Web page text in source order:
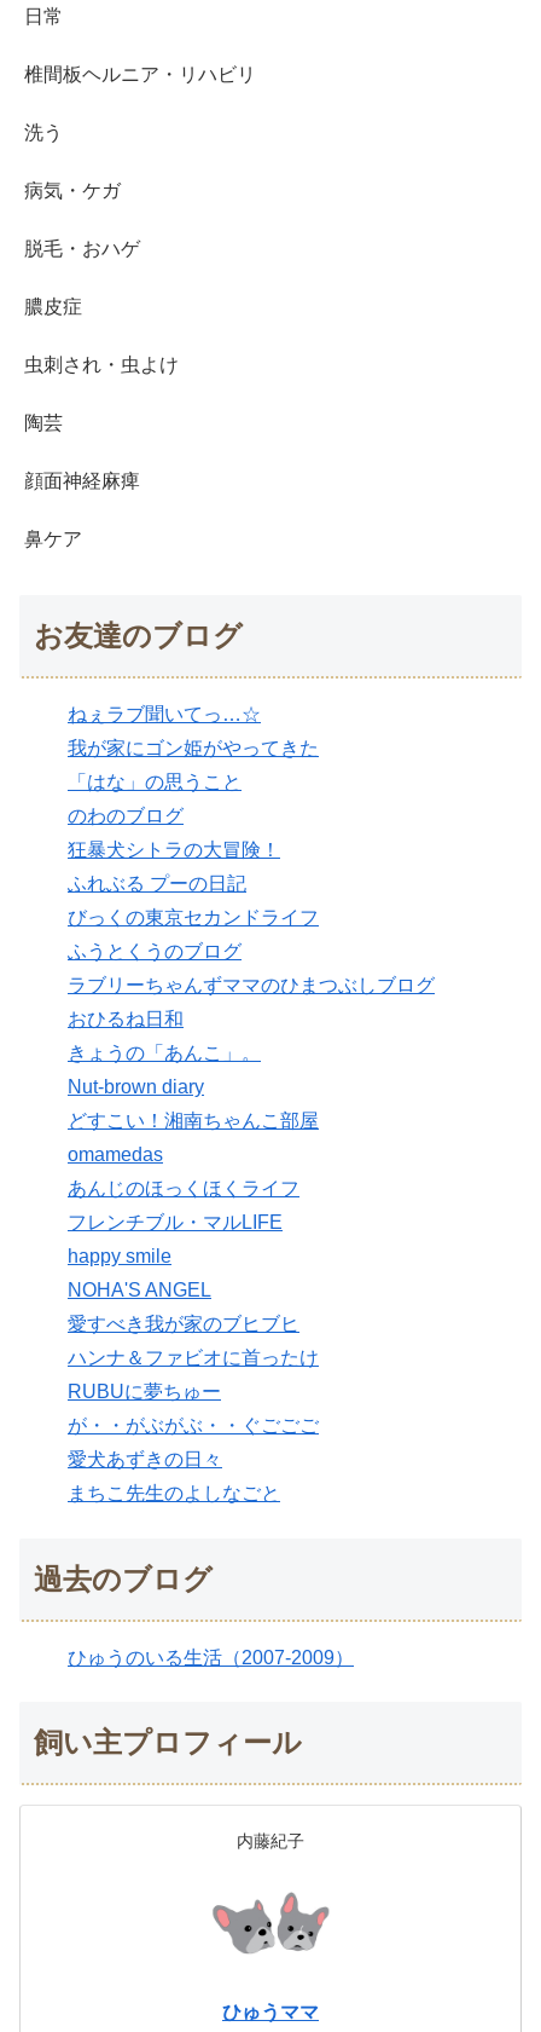
日常
椎間板ヘルニア・リハビリ
洗う
病気・ケガ
脱毛・おハゲ
膿皮症
虫刺され・虫よけ
陶芸
顔面神経麻痺
鼻ケア
お友達のブログ
ねぇラブ聞いてっ…☆
我が家にゴン姫がやってきた
「はな」の思うこと
のわのブログ
狂暴犬シトラの大冒険！
ふれぶる プーの日記
びっくの東京セカンドライフ
ふうとくうのブログ
ラブリーちゃんずママのひまつぶしブログ
おひるね日和
きょうの「あんこ」。
Nut-brown diary
どすこい！湘南ちゃんこ部屋
omamedas
あんじのほっくほくライフ
フレンチブル・マルLIFE
happy smile
NOHA'S ANGEL
愛すべき我が家のブヒブヒ
ハンナ＆ファビオに首ったけ
RUBUに夢ちゅー
が・・がぶがぶ・・ぐごごご
愛犬あずきの日々
まちこ先生のよしなごと
過去のブログ
ひゅうのいる生活（2007-2009）
飼い主プロフィール
内藤紀子
ひゅうママ